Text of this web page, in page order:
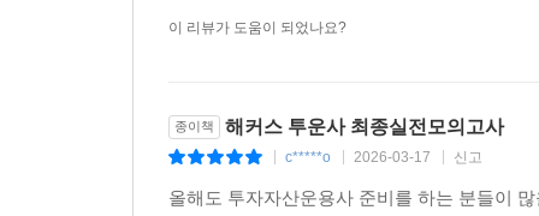
- 총 10회분의 모의고사를 철저히 학습한다면 완
‘약점 보완 해설집’에 수록된 QR코드를 통해
가능성까지 예측할 수 있습니다.
이 리뷰가 도움이 되었나요?
종이책 해커스 투운사 최종실전모의고사
c*****o 2026-03-17 신고
올해도 투자자산운용사 준비를 하는 분들이